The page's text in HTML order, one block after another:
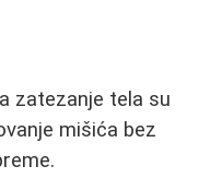
zatezanje tela su
mišića bez